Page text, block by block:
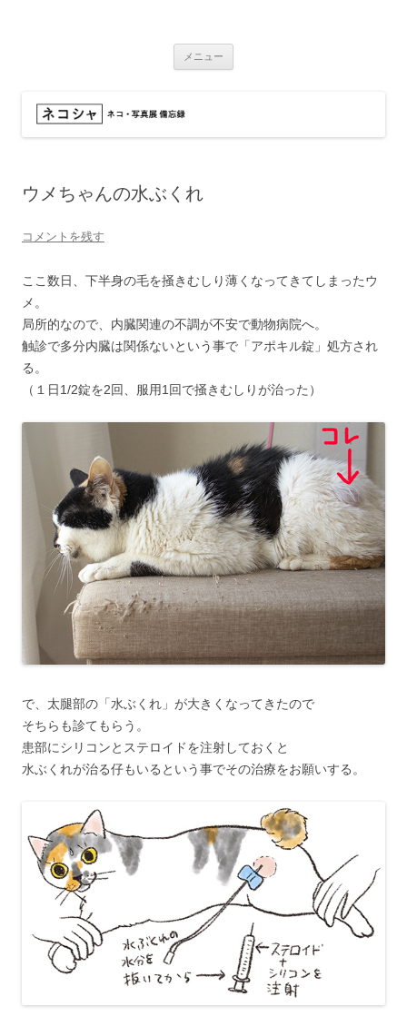
メニュー
ウメちゃんの水ぶくれ
コメントを残す
ここ数日、下半身の毛を掻きむしり薄くなってきてしまったウ
メ。
局所的なので、内臓関連の不調が不安で動物病院へ。
触診で多分内臓は関係ないという事で「アポキル錠」処方され
る。
（１日1/2錠を2回、服用1回で掻きむしりが治った）
で、太腿部の「水ぶくれ」が大きくなってきたので
そちらも診てもらう。
患部にシリコンとステロイドを注射しておくと
水ぶくれが治る仔もいるという事でその治療をお願いする。